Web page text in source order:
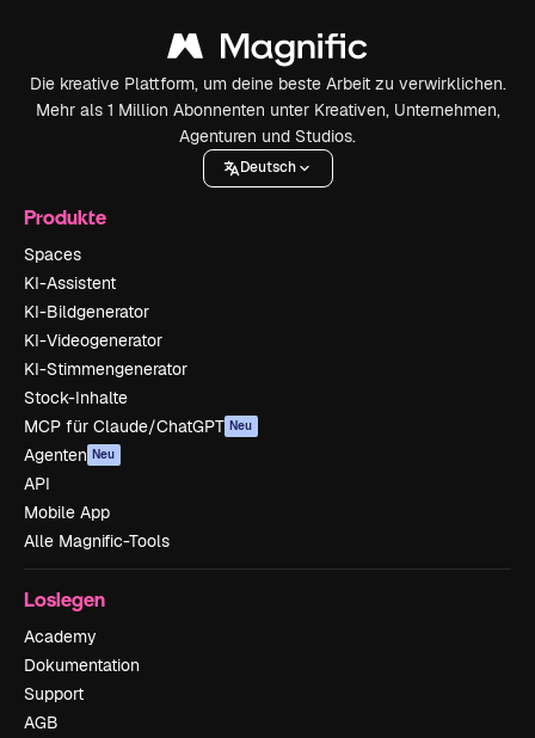
Die kreative Plattform, um deine beste Arbeit zu verwirklichen.
Mehr als 1 Million Abonnenten unter Kreativen, Unternehmen,
Agenturen und Studios.
Deutsch
Produkte
Spaces
KI-Assistent
KI-Bildgenerator
KI-Videogenerator
KI-Stimmengenerator
Stock-Inhalte
MCP für Claude/ChatGPT Neu
Agenten Neu
API
Mobile App
Alle Magnific-Tools
Loslegen
Academy
Dokumentation
Support
AGB